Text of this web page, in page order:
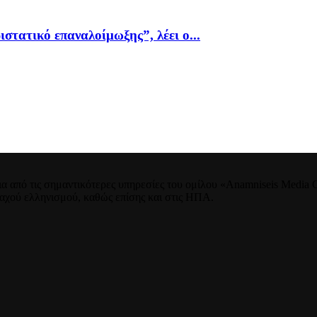
επαναλοίμωξης”, λέει ο...